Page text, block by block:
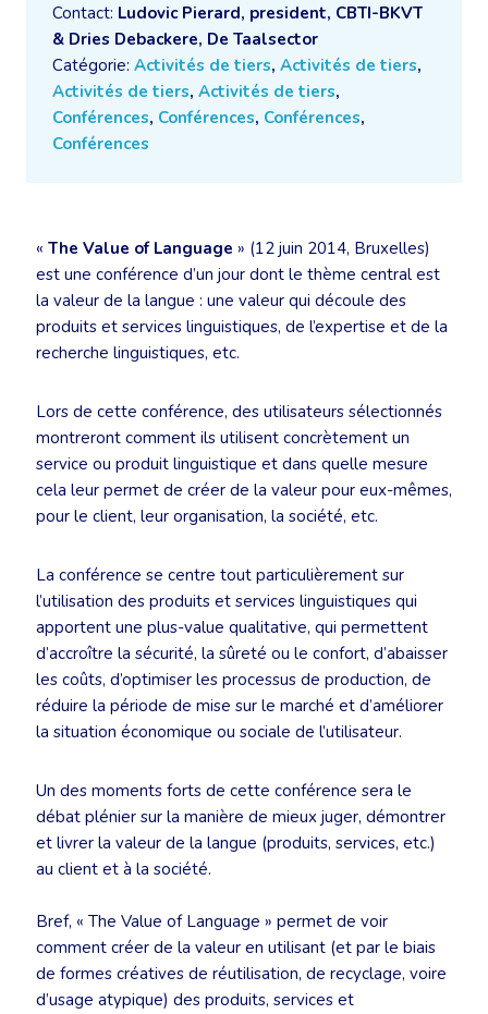
Contact: Ludovic Pierard, president, CBTI-BKVT
& Dries Debackere, De Taalsector
Catégorie: Activités de tiers, Activités de tiers,
Activités de tiers, Activités de tiers,
Conférences, Conférences, Conférences,
Conférences
« The Value of Language » (12 juin 2014, Bruxelles)
est une conférence d’un jour dont le thème central est
la valeur de la langue : une valeur qui découle des
produits et services linguistiques, de l’expertise et de la
recherche linguistiques, etc.
Lors de cette conférence, des utilisateurs sélectionnés
montreront comment ils utilisent concrètement un
service ou produit linguistique et dans quelle mesure
cela leur permet de créer de la valeur pour eux-mêmes,
pour le client, leur organisation, la société, etc.
La conférence se centre tout particulièrement sur
l’utilisation des produits et services linguistiques qui
apportent une plus-value qualitative, qui permettent
d’accroître la sécurité, la sûreté ou le confort, d’abaisser
les coûts, d’optimiser les processus de production, de
réduire la période de mise sur le marché et d’améliorer
la situation économique ou sociale de l’utilisateur.
Un des moments forts de cette conférence sera le
débat plénier sur la manière de mieux juger, démontrer
et livrer la valeur de la langue (produits, services, etc.)
au client et à la société.
Bref, « The Value of Language » permet de voir
comment créer de la valeur en utilisant (et par le biais
de formes créatives de réutilisation, de recyclage, voire
d’usage atypique) des produits, services et